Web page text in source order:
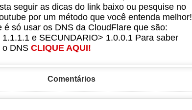
seguir as dicas do link baixo ou pesquise no
por um método que você entenda melhor!
é só usar os DNS da CloudFlare que são:
e SECUNDARIO> 1.0.0.1 Para saber
o DNS CLIQUE AQUI!
Comentários